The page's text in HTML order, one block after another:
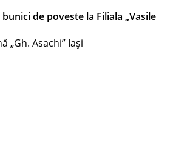
de poveste la Filiala „Vasile
„Gh. Asachi” Iaşi